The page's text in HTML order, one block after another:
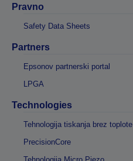
Pravno
Safety Data Sheets
Partners
Epsonov partnerski portal
LPGA
Technologies
Tehnologija tiskanja brez toplote
PrecisionCore